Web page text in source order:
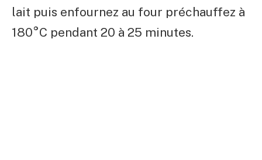
lait puis enfournez au four préchauffez à
180°C pendant 20 à 25 minutes.